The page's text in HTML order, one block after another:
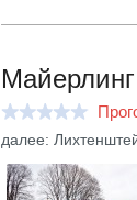
Майерлинг
далее: